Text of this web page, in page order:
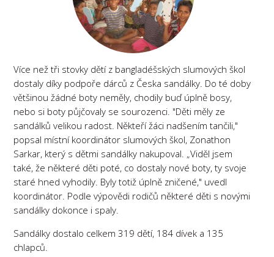
Více než tři stovky dětí z bangladéšských slumových škol
dostaly díky podpoře dárců z Česka sandálky. Do té doby
většinou žádné boty neměly, chodily buď úplně bosy,
nebo si boty půjčovaly se sourozenci. "Děti měly ze
sandálků velikou radost. Někteří žáci nadšením tančili,"
popsal místní koordinátor slumových škol, Zonathon
Sarkar, který s dětmi sandálky nakupoval. „Viděl jsem
také, že některé děti poté, co dostaly nové boty, ty svoje
staré hned vyhodily. Byly totiž úplně zničené," uvedl
koordinátor. Podle výpovědi rodičů některé děti s novými
sandálky dokonce i spaly.
Sandálky dostalo celkem 319 dětí, 184 dívek a 135
chlapců.